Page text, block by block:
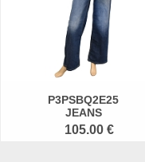
P3PSBQ2E25
JEANS
105.00 €